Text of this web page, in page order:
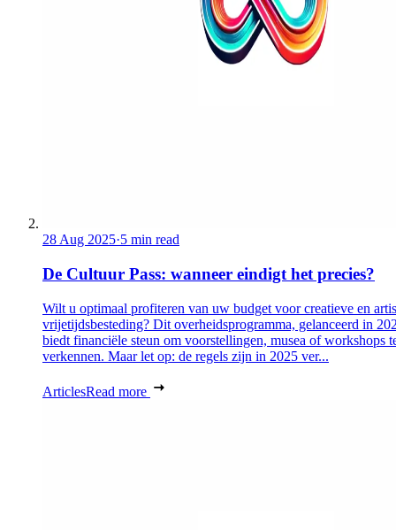
28 Aug 2025·5 min read
De Cultuur Pass: wanneer eindigt het precies?
Wilt u optimaal profiteren van uw budget voor creatieve en
vrijetijdsbesteding? Dit overheidsprogramma, gelanceerd in
biedt financiële steun om voorstellingen, musea of workshops
verkennen. Maar let op: de regels zijn in 2025 ver...
ArticlesRead more